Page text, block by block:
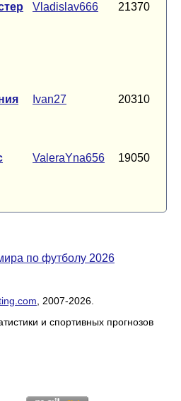
Vladislav666 21370
Ivan27 20310
ValeraYna656 19050
по футболу 2026
, 2007-2026.
и спортивных прогнозов